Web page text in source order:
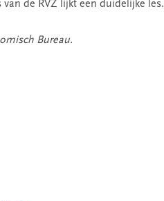
de RVZ lijkt een duidelijke les.
Bureau.